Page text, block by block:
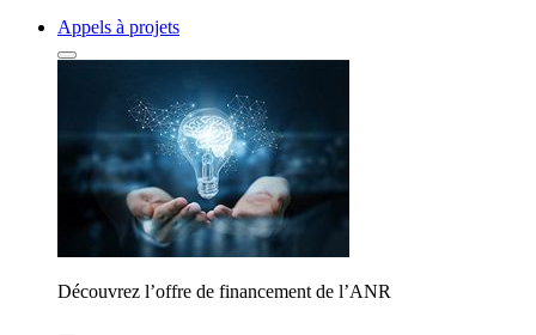
Appels à projets
Découvrez l’offre de financement de l’ANR